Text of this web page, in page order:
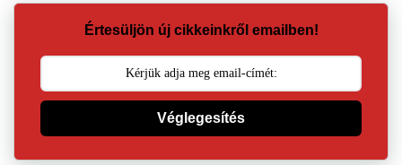
Értesüljön új cikkeinkről emailben!
Véglegesítés